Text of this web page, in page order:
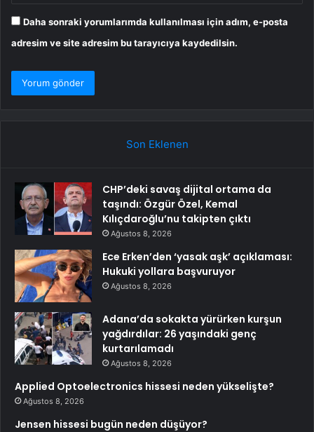
Daha sonraki yorumlarımda kullanılması için adım, e-posta
adresim ve site adresim bu tarayıcıya kaydedilsin.
Son Eklenen
CHP’deki savaş dijital ortama da
taşındı: Özgür Özel, Kemal
Kılıçdaroğlu’nu takipten çıktı
Ağustos 8, 2026
Ece Erken’den ‘yasak aşk’ açıklaması:
Hukuki yollara başvuruyor
Ağustos 8, 2026
Adana’da sokakta yürürken kurşun
yağdırdılar: 26 yaşındaki genç
kurtarılamadı
Ağustos 8, 2026
Applied Optoelectronics hissesi neden yükselişte?
Ağustos 8, 2026
Jensen hissesi bugün neden düşüyor?